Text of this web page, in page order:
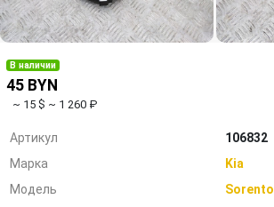
В наличии
45 BYN
~ 15 $ ~ 1 260 ₽
Артикул
106832
Марка
Kia
Модель
Sorento